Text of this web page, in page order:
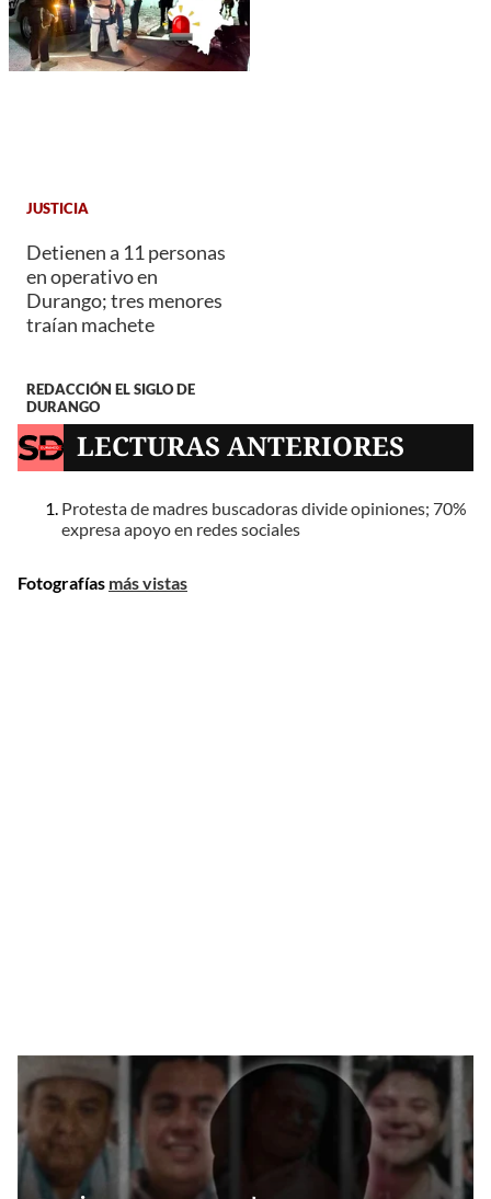
JUSTICIA
Detienen a 11 personas
en operativo en
Durango; tres menores
traían machete
REDACCIÓN EL SIGLO DE
DURANGO
LECTURAS ANTERIORES
Protesta de madres buscadoras divide opiniones; 70%
expresa apoyo en redes sociales
Fotografías más vistas